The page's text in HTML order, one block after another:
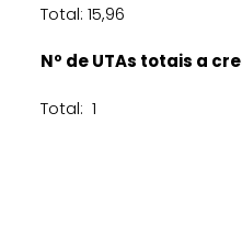
Total: 15,96
Nº de UTAs totais a
Total: 1